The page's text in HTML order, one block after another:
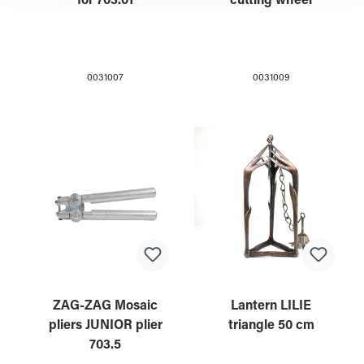
0031007 0031009
ZAG-ZAG Mosaic
pliers JUNIOR plier
703.5
Lantern LILIE
triangle 50 cm